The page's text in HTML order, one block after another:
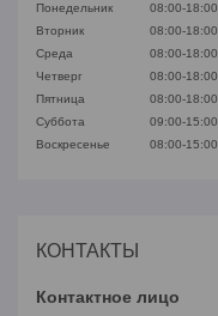
Понедельник
08:00-18:00
Вторник
08:00-18:00
Среда
08:00-18:00
Четверг
08:00-18:00
Пятница
08:00-18:00
Суббота
09:00-15:00
Воскресенье
08:00-15:00
КОНТАКТЫ